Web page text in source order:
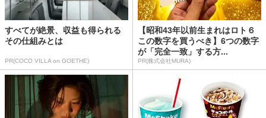
すべてが絶景、収益も得られる
その仕組みとは
PR(COCO VILLA on GOETHE)
【昭和43年以前生まれはロト６
この数字を買うべき】6つの数字
が「完全一致」する方...
PR(株式会社MURA)